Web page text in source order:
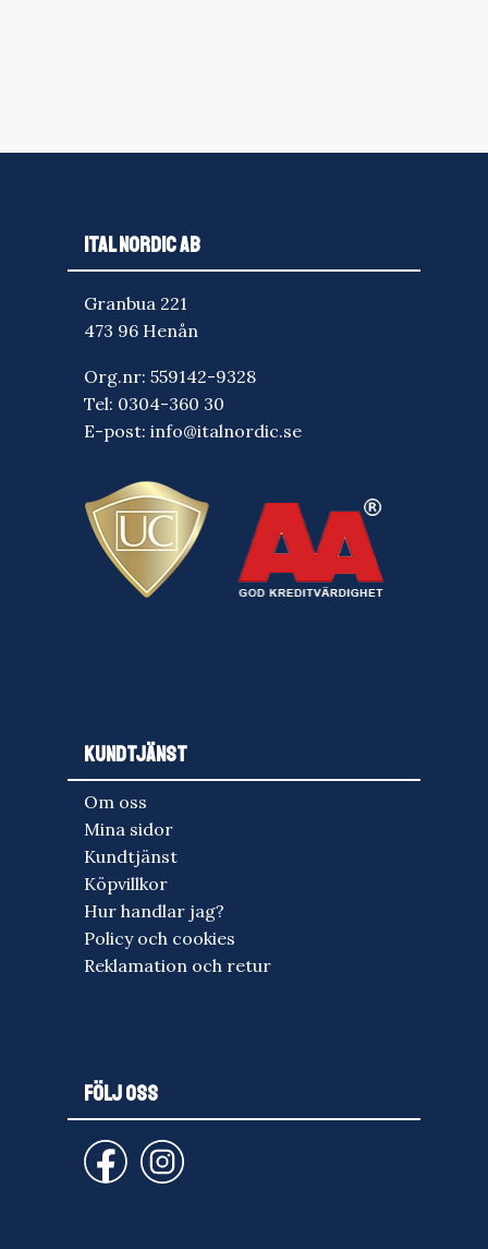
ITAL NORDIC AB
Granbua 221
473 96 Henån
Org.nr: 559142-9328
Tel: 0304-360 30
E-post: info@italnordic.se
KUNDTJÄNST
Om oss
Mina sidor
Kundtjänst
Köpvillkor
Hur handlar jag?
Policy och cookies
Reklamation och retur
FÖLJ OSS